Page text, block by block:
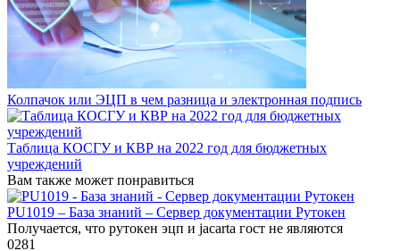
Колпачок или ЭЦП в чем разница и электронная подпись
Таблица КОСГУ и КВР на 2022 год для бюджетных
учреждений
Вам также может понравиться
PU1019 – База знаний – Сервер документации Рутокен
Получается, что рутокен эцп и jacarta гост не являются
0281